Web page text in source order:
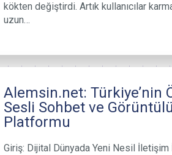
kökten değiştirdi. Artık kullanıcılar
uzun…
Alemsin.net: Türkiye’nin
Sesli Sohbet ve
Platformu
Giriş: Dijital Dünyada Yeni Nesil İletişim